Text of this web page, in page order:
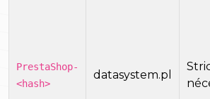
PrestaShop-
<hash>
datasystem.pl